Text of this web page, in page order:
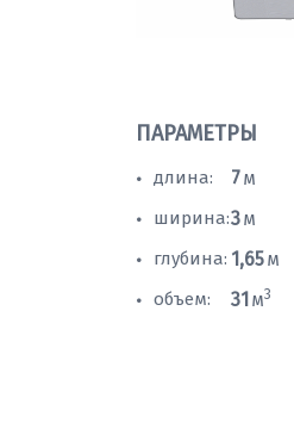
ПАРАМЕТРЫ
• длина: 7м
• ширина:3м
• глубина: 1,65м
• объем: 31 м3